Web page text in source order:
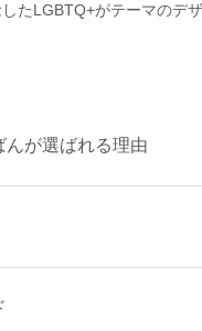
たLGBTQ+がテーマのデザ
んが選ばれる理由